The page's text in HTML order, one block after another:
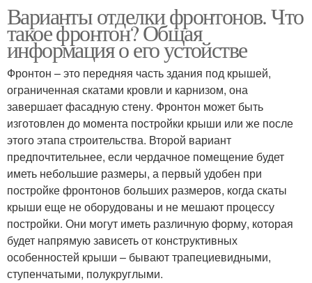
Варианты отделки фронтонов. Что
такое фронтон? Общая
информация о его устойстве
Фронтон – это передняя часть здания под крышей,
ограниченная скатами кровли и карнизом, она
завершает фасадную стену. Фронтон может быть
изготовлен до момента постройки крыши или же после
этого этапа строительства. Второй вариант
предпочтительнее, если чердачное помещение будет
иметь небольшие размеры, а первый удобен при
постройке фронтонов больших размеров, когда скаты
крыши еще не оборудованы и не мешают процессу
постройки. Они могут иметь различную форму, которая
будет напрямую зависеть от конструктивных
особенностей крыши – бывают трапециевидными,
ступенчатыми, полукруглыми.